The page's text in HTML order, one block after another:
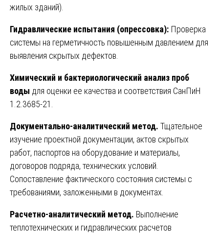
жилых зданий).
Гидравлические испытания (опрессовка): Проверка
системы на герметичность повышенным давлением для
выявления скрытых дефектов.
Химический и бактериологический анализ проб
воды для оценки ее качества и соответствия СанПиН
1.2.3685-21.
Документально-аналитический метод. Тщательное
изучение проектной документации, актов скрытых
работ, паспортов на оборудование и материалы,
договоров подряда, технических условий.
Сопоставление фактического состояния системы с
требованиями, заложенными в документах.
Расчетно-аналитический метод. Выполнение
теплотехнических и гидравлических расчетов